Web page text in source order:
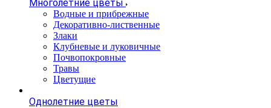
Многолетние цветы
Водные и прибрежные
Декоративно-лиственные
Злаки
Клубневые и луковичные
Почвопокровные
Травы
Цветущие
Однолетние цветы